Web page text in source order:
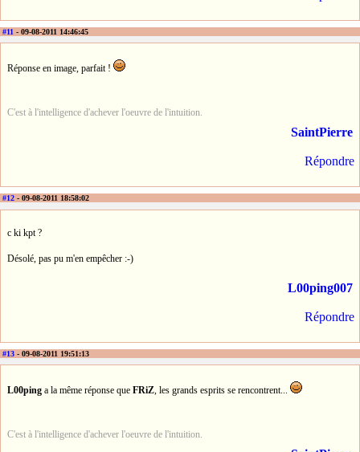
#11 - 09-08-2011 14:46:45
Réponse en image, parfait !
C'est à l'intelligence d'achever l'oeuvre de l'intuition.
SaintPierre
Répondre
#12 - 09-08-2011 18:58:02
c ki kpt ?
Désolé, pas pu m'en empêcher :-)
L00ping007
Répondre
#13 - 09-08-2011 19:51:13
L00ping a la même réponse que FRiZ, les grands esprits se rencontrent...
C'est à l'intelligence d'achever l'oeuvre de l'intuition.